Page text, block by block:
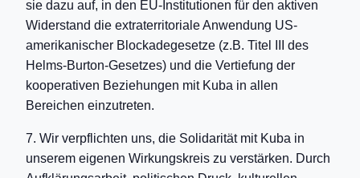
sie dazu auf, in den EU-Institutionen für den aktiven
Widerstand die extraterritoriale Anwendung US-
amerikanischer Blockadegesetze (z.B. Titel III des
Helms-Burton-Gesetzes) und die Vertiefung der
kooperativen Beziehungen mit Kuba in allen
Bereichen einzutreten.
7. Wir verpflichten uns, die Solidarität mit Kuba in
unserem eigenen Wirkungskreis zu verstärken. Durch